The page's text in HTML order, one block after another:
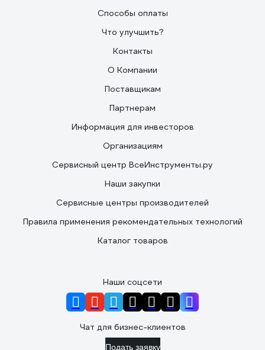
Способы оплаты
Что улучшить?
Контакты
О Компании
Поставщикам
Партнерам
Информация для инвесторов
Организациям
Сервисный центр ВсеИнструменты.ру
Наши закупки
Сервисные центры производителей
Правила применения рекомендательных технологий
Каталог товаров
Наши соцсети
Чат для бизнес-клиентов
Подать заявку